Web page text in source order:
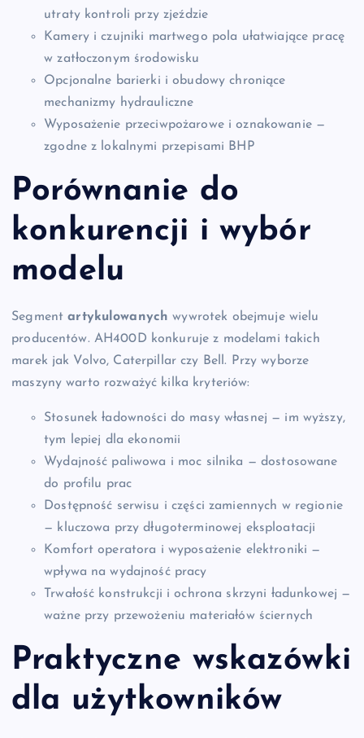
utraty kontroli przy zjeździe
Kamery i czujniki martwego pola ułatwiające pracę
w zatłoczonym środowisku
Opcjonalne barierki i obudowy chroniące
mechanizmy hydrauliczne
Wyposażenie przeciwpożarowe i oznakowanie —
zgodne z lokalnymi przepisami BHP
Porównanie do
konkurencji i wybór
modelu
Segmentartykulowanych wywrotek obejmuje wielu
producentów. AH400D konkuruje z modelami takich
marek jak Volvo, Caterpillar czy Bell. Przy wyborze
maszyny warto rozważyć kilka kryteriów:
Stosunek ładowności do masy własnej — im wyższy,
tym lepiej dla ekonomii
Wydajność paliwowa i moc silnika — dostosowane
do profilu prac
Dostępność serwisu i części zamiennych w regionie
— kluczowa przy długoterminowej eksploatacji
Komfort operatora i wyposażenie elektroniki —
wpływa na wydajność pracy
Trwałość konstrukcji i ochrona skrzyni ładunkowej —
ważne przy przewożeniu materiałów ściernych
Praktyczne wskazówki
dla użytkowników